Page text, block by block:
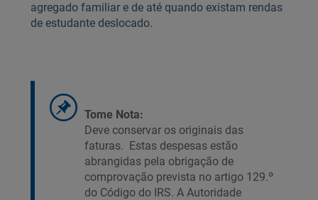
agregado familiar e de até quando existam rendas
de estudante deslocado.
Tome Nota:
Deve conservar os originais das
faturas. Estas despesas estão
abrangidas pela obrigação de
comprovação prevista no artigo 129.º
do Código do IRS. A Autoridade